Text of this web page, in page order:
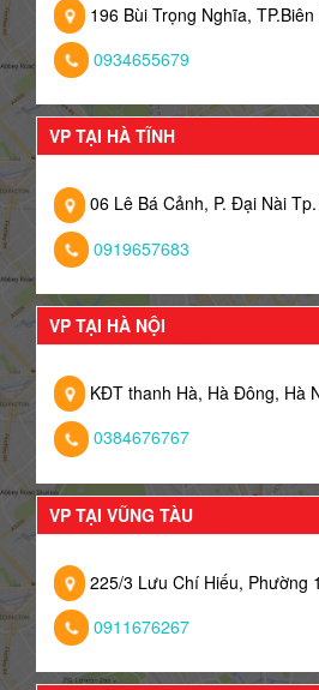
196 Bùi Trọng Nghĩa,
0934655679
VP TẠI HÀ TĨNH
06 Lê Bá Cảnh, P. Đại Nài
0919657683
VP TẠI HÀ NỘI
KĐT thanh Hà, Hà Đông, Hà
0384676767
VP TẠI VŨNG TÀU
225/3 Lưu Chí Hiếu, Phường
0911676267